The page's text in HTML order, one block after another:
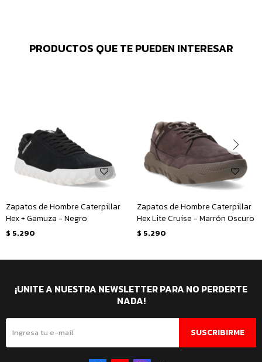
PRODUCTOS QUE TE PUEDEN INTERESAR
Zapatos de Hombre Caterpillar
Hex + Gamuza - Negro
$ 5.290
Zapatos de Hombre Caterpillar
Hex Lite Cruise - Marrón Oscuro
$ 5.290
¡UNITE A NUESTRA NEWSLETTER PARA NO PERDERTE
NADA!
SUSCRIBIRME